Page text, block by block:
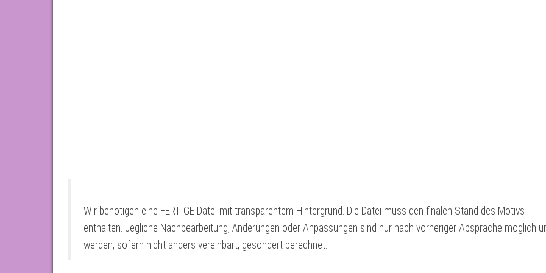
Wir benötigen eine FERTIGE Datei mit transparentem Hintergrund. Die Datei muss den finalen Stand des Motivs
enthalten. Jegliche Nachbearbeitung, Änderungen oder Anpassungen sind nur nach vorheriger Absprache möglich
werden, sofern nicht anders vereinbart, gesondert berechnet.